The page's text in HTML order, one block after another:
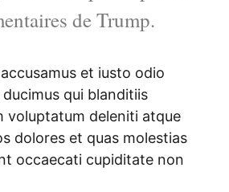
de Trump.
et iusto odio
qui blanditiis
voluptatum deleniti atque
dolores et quas molestias
occaecati cupiditate non